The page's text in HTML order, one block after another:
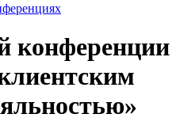
конференции